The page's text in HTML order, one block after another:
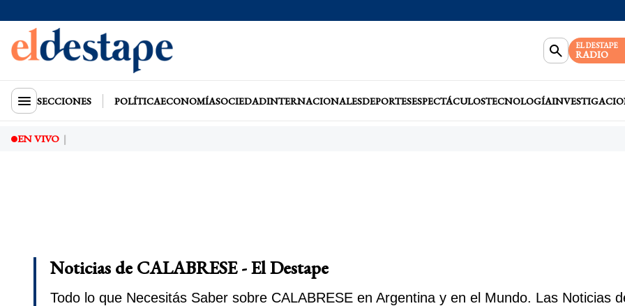
EL DESTAPE
RADIO
SECCIONES POLÍTICAECONOMÍASOCIEDADINTERNACIONALESDEPORTESESPECTÁCULOSTECNOLOGÍA
EN VIVO
Noticias de CALABRESE - El Destape
Todo lo que Necesitás Saber sobre CALABRESE en Argentina y en el Mundo. Las Noticias